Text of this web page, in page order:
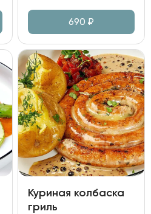
690 ₽
Куриная колбаска
гриль